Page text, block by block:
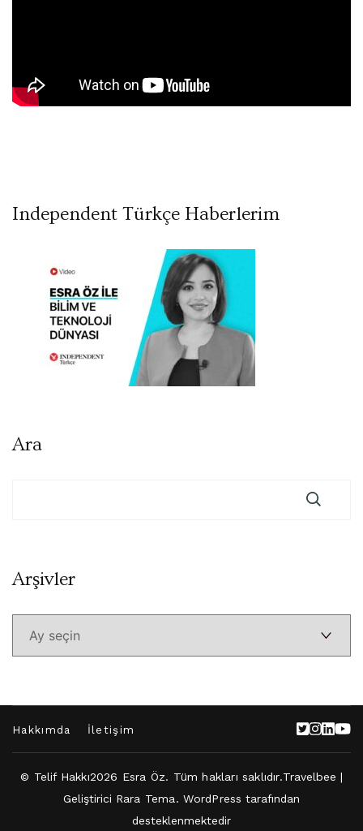
Independent Türkçe Haberlerim
Ara
ArşivlerArşivler
Hakkımda İletişim
© Telif Hakkı2026 Esra Öz. Tüm hakları saklıdır.Travelbee |
Geliştirici Rara Tema. WordPress tarafından
desteklenmektedir